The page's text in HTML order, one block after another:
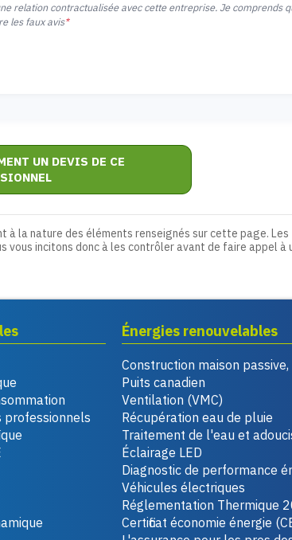
relation contractualisée avec cette entreprise. Je comprends
les faux avis*
UN DEVIS DE CE
la nature des éléments renseignés sur cette page. Les
vous incitons donc à les contrôler avant de faire appel à
professionnels
Énergies renouvelables
Construction maison passive,
Puits canadien
Ventilation (VMC)
Récupération eau de pluie
Traitement de l'eau et
Éclairage LED
Diagnostic de performance
Véhicules électriques
Réglementation Thermique
Certificat économie énergie